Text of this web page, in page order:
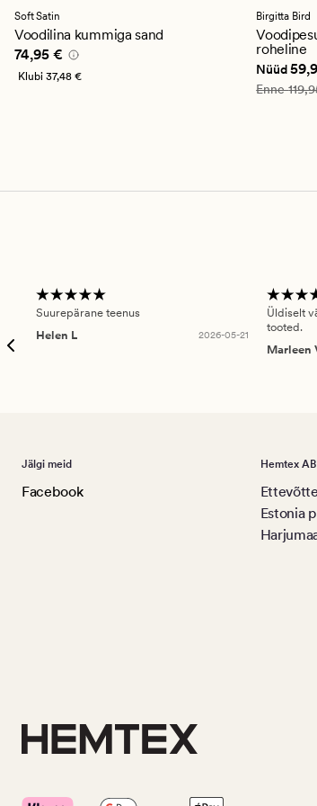
hinnanguga
4.5
Soft Satin
Voodilina kummiga sand
Pris_ee 74,95 €
74,95 €
Klubi 37,48 €
Birgitta Bird
roheline
Nüüd
Vanlig
Enne
Suurepärane teenus
Helen L
2026-05-21
Üldiselt
tooted.
Marleen
Jälgi meid
Facebook
Hemtex
Estonia